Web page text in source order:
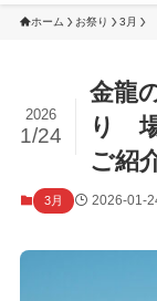
ホーム お祭り 3月
金龍
り
ご紹
2026
1/24
3月 2026-01-